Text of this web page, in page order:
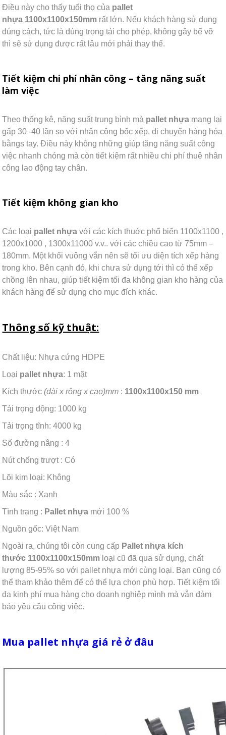
Điều này cho thấy tuổi thọ của pallet
nhựa 1100x1100x150mm rất lớn. Nếu khách hàng sử dụng
đúng cách, tức là đúng trọng tải cho phép, không gây bể vỡ
thì sẽ sử dụng được rất lâu mới phải thay thế.
Tiết kiệm chi phí nhân công – tăng năng suất
làm việc
Theo thống kê, năng suất trung bình mà pallet nhựa mang lại
gấp 30 -40 lần so với nhân công bốc xếp, di chuyển hàng hóa
bằngs tay. Điều này không những giúp tăng năng suất công
việc nhanh chóng mà còn tiết kiệm rất nhiều chi phí thuê nhân
công lao động tay chân.
Tiết kiệm không gian kho
Các loại pallet nhựa với các kích thuớc phổ biến 1100x1100 ,
1200x1000 , 1300x11000 v.v.. với các chiều cao từ 75mm –
180mm. Một khối vuông vắn nên sẽ tối ưu diện tích xếp hàng
trong kho. Bên cạnh đó, khi chưa sử dụng tới thì có thể xếp
chồng lên nhau, giúp tiết kiệm tối đa không gian kho hàng của
khách hàng để sử dụng cho mục đích khác.
Thông số kỹ thuật:
Chất liệu: Nhựa cứng HDPE
Loại pallet nhựa: 1 mặt
Kích thước(dài x rộng x cao)mm : 1100x1100x150 mm
Tải trọng động: 1000 kg
Tải trọng tĩnh: 4000 kg
Số đường nâng : 4
Nút chống trượt : Có
Lõi kim loại: Không
Màu sắc : Xanh
Tình trạng : Pallet nhựa mới 100 %
Nguồn gốc: Việt Nam
Ngoài ra, chúng tôi còn cung cấp Pallet nhựa kích
thước 1100x1100x150mm loại cũ đã qua sử dụng, chất
lượng 85-95% so với pallet nhựa mới cùng loại. Bạn cũng có
thể tham khảo thêm để có thể lựa chọn phù hợp. Tiết kiệm tối
đa kinh phí mua hàng cho doanh nghiệp mình mà vẫn đảm
bảo yêu cầu công việc.
Mua pallet nhựa giá rẻ ở đâu